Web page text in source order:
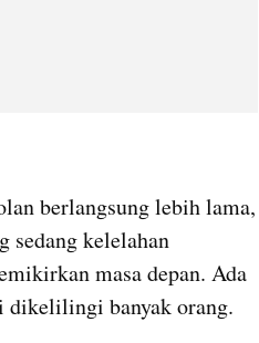
berlangsung lebih lama,
sedang kelelahan
masa depan. Ada
dikelilingi banyak orang.